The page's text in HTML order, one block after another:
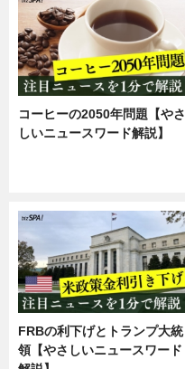
コーヒーの2050年問題【やさ
しいニュースワード解説】
FRBの利下げとトランプ大統
領【やさしいニュースワード